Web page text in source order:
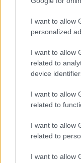
I want to allow
personalized
I want to allow
related to
device
I want to allow
related to
I want to allow
related to
I want to allow
A díjat azon
már rendelkezik